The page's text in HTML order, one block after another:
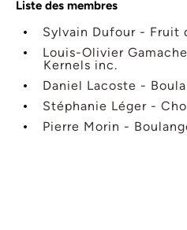
Liste des membres
Sylvain Dufour - Fruit
Louis-Olivier
Kernels inc.
Daniel Lacoste -
Stéphanie Léger -
Pierre Morin -